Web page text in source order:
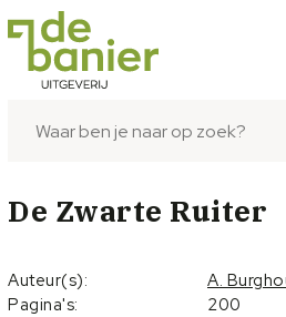
De Zwarte Ruiter
Auteur(s):
A.
Pagina's:
200